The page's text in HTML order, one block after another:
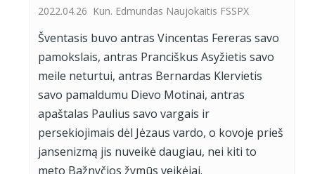
2022.04.26 Kun. Edmundas Naujokaitis FSSPX
Šventasis buvo antras Vincentas Fereras savo
pamokslais, antras Pranciškus Asyžietis savo
meile neturtui, antras Bernardas Klervietis
savo pamaldumu Dievo Motinai, antras
apaštalas Paulius savo vargais ir
persekiojimais dėl Jėzaus vardo, o kovoje prieš
jansenizmą jis nuveikė daugiau, nei kiti to
meto Bažnyčios žymūs veikėjai.